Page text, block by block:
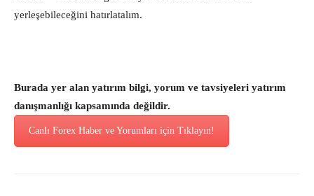
yerleşebileceğini hatırlatalım.
Burada yer alan yatırım bilgi, yorum ve tavsiyeleri yatırım
danışmanlığı kapsamında değildir.
Canlı Forex Haber ve Yorumları için Tıklayın!